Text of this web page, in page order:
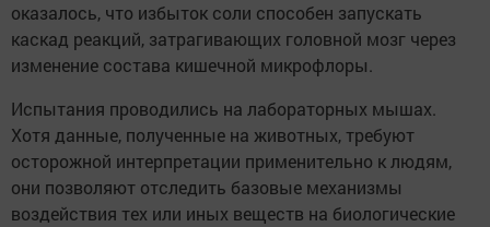
оказалось, что избыток соли способен запускать
каскад реакций, затрагивающих головной мозг через
изменение состава кишечной микрофлоры.
Испытания проводились на лабораторных мышах.
Хотя данные, полученные на животных, требуют
осторожной интерпретации применительно к людям,
они позволяют отследить базовые механизмы
воздействия тех или иных веществ на биологические